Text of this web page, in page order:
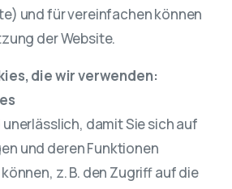
und für vereinfachen können
der Website.
die wir verwenden:
damit Sie sich auf
und deren Funktionen
z. B. den Zugriff auf die